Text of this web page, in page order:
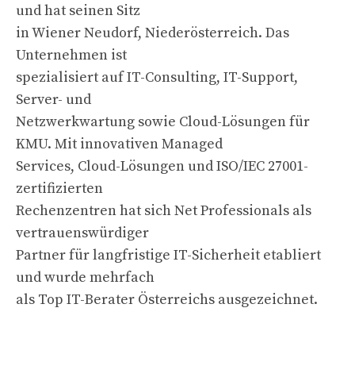
und hat seinen Sitz
in Wiener Neudorf, Niederösterreich. Das
Unternehmen ist
spezialisiert auf IT-Consulting, IT-Support,
Server- und
Netzwerkwartung sowie Cloud-Lösungen für
KMU. Mit innovativen Managed
Services, Cloud-Lösungen und ISO/IEC 27001-
zertifizierten
Rechenzentren hat sich Net Professionals als
vertrauenswürdiger
Partner für langfristige IT-Sicherheit etabliert
und wurde mehrfach
als Top IT-Berater Österreichs ausgezeichnet.